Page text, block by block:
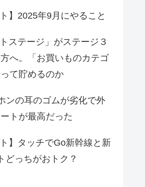
】2025年9月にやること
ステージ」がステージ３
へ。「お買いものカテゴ
て貯めるのか
ンの耳のゴムが劣化で外
トが最高だった
ト】タッチでGo新幹線と新
どっちがおトク？